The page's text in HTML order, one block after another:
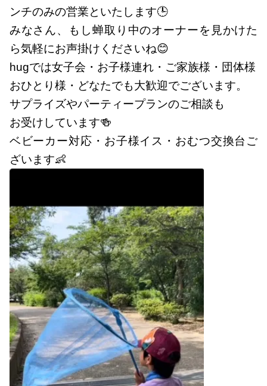
ンチのみの営業といたします🕒
みなさん、もし蝉取り中のオーナーを見かけた
ら気軽にお声掛けくださいね😊
hugでは女子会・お子様連れ・ご家族様・団体様
おひとり様・どなたでも大歓迎でございます。
サプライズやパーティープランのご相談も
お受けしています🍻
ベビーカー対応・お子様イス・おむつ交換台ご
ざいます👶